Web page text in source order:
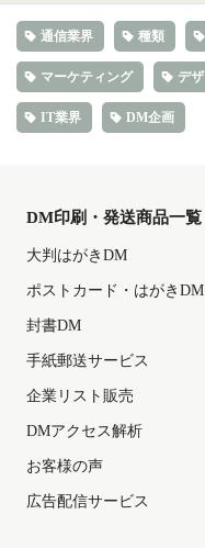
通信業界 種類
マーケティング デ
IT業界 DM企画
DM印刷・発送商品一覧
大判はがきDM
ポストカード・はがきDM
封書DM
手紙郵送サービス
企業リスト販売
DMアクセス解析
お客様の声
広告配信サービス